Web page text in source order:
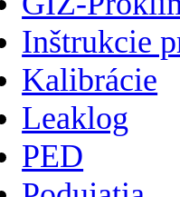
Inštrukcie
Kalibrácie
Leaklog
PED